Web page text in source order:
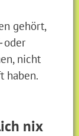
gehört,
oder
nicht
haben.
nix